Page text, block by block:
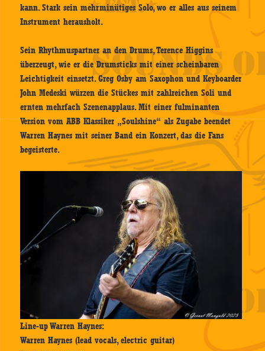
kann. Stark sein mehrminütiges Solo, wo er alles aus seinem
Instrument herausholt.
Sein Rhythmuspartner an den Drums, Terence Higgins
überzeugt, wie er die Drumsticks mit einer scheinbaren
Leichtigkeit einsetzt. Greg Osby am Saxophon und Keyboarder
John Medeski würzen die Stückes mit zahlreichen Soli und
ernten mehrfach Szenenapplaus. Mit einer fulminanten
Version vom ABB Klassiker „Soulshine“ als Zugabe beendet
Warren Haynes mit seiner Band ein Konzert, das die Fans
begeisterte.
Line-up Warren Haynes:
Warren Haynes (lead vocals, electric guitar)